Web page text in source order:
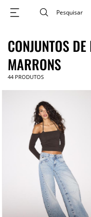
CONJUNTOS
MARRONS
44 PRODUTOS